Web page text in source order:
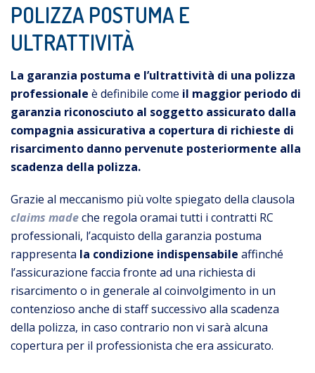
POLIZZA POSTUMA E
ULTRATTIVITÀ
La garanzia postuma e l’ultrattività di una polizza
professionale è definibile come il maggior periodo di
garanzia riconosciuto al soggetto assicurato dalla
compagnia assicurativa a copertura di richieste di
risarcimento danno pervenute posteriormente alla
scadenza della polizza.
Grazie al meccanismo più volte spiegato della clausola
claims madeche regola oramai tutti i contratti RC
professionali, l’acquisto della garanzia postuma
rappresenta la condizione indispensabile affinché
l’assicurazione faccia fronte ad una richiesta di
risarcimento o in generale al coinvolgimento in un
contenzioso anche di staff successivo alla scadenza
della polizza, in caso contrario non vi sarà alcuna
copertura per il professionista che era assicurato.